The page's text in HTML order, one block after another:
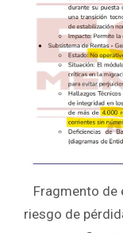
Fragmento de
riesgo de